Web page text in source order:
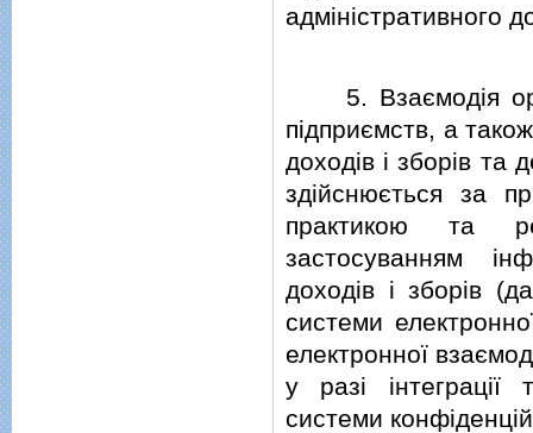
адмiнiстративного
5. Взаємодiя
пiдприємств, а
доходiв i зборiв та
здiйснюється за
практикою та
застосуванням
доходiв i зборiв
системи
електронної
у разi iнтеграцiї
системи